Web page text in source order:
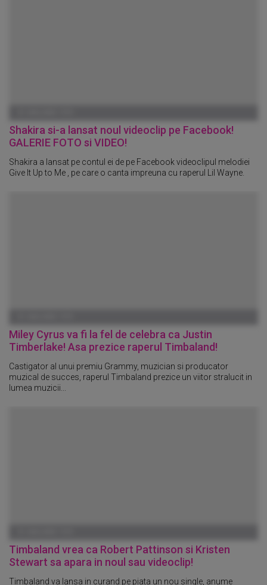
Shakira si-a lansat noul videoclip pe Facebook!
GALERIE FOTO si VIDEO!
Shakira a lansat pe contul ei de pe Facebook videoclipul melodiei
Give It Up to Me , pe care o canta impreuna cu raperul Lil Wayne.
Miley Cyrus va fi la fel de celebra ca Justin
Timberlake! Asa prezice raperul Timbaland!
Castigator al unui premiu Grammy, muzician si producator
muzical de succes, raperul Timbaland prezice un viitor stralucit in
lumea muzicii...
Timbaland vrea ca Robert Pattinson si Kristen
Stewart sa apara in noul sau videoclip!
Timbaland va lansa in curand pe piata un nou single, anume